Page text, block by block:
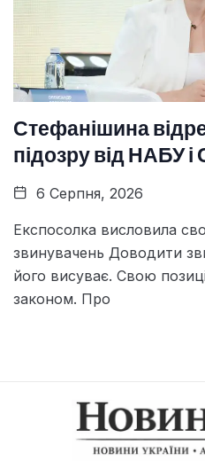
Стефанішина
підозру від НАБУ
6 Серпня, 2026
Експосолка висловила
звинувачень Доводити
його висуває. Свою
законом. Про